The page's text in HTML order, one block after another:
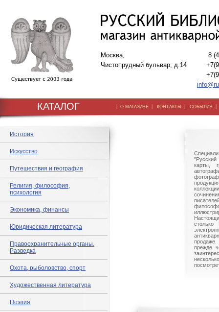
Москва,
Чистопрудный бульвар, д.14
8
КАТАЛОГ | О МАГАЗИНЕ | КОНТАКТЫ | СОБЫТИЯ
История
Искусство
Путешествия и география
Религия, философия,
психология
Экономика, финансы
Юридическая литература
Правоохранительные органы.
Разведка
Охота, рыболовство, спорт
Художественная литература
Поэзия
"Русский
карты,
столько
прежде